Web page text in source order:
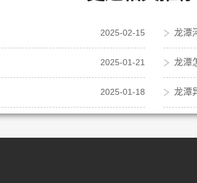
2025-02-15 龙潭
2025-01-21 龙潭
2025-01-18 龙潭